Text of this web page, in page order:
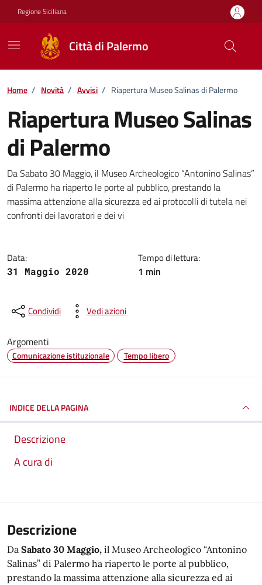
Vai ai contenuti
Vai al footer
Regione Siciliana
Città di Palermo
Home / Novità / Avvisi / Riapertura Museo Salinas di Palermo
Riapertura Museo Salinas
di Palermo
Dettagli della notizia
Da Sabato 30 Maggio, il Museo Archeologico “Antonino Salinas”
di Palermo ha riaperto le porte al pubblico, prestando la
massima attenzione alla sicurezza ed ai protocolli di tutela nei
confronti dei lavoratori e dei vi
Data:
31 Maggio 2020
Tempo di lettura:
1 min
Condividi Vedi azioni
Argomenti
Comunicazione istituzionale Tempo libero
INDICE DELLA PAGINA
Descrizione
A cura di
Descrizione
Da Sabato 30 Maggio, il Museo Archeologico “Antonino
Salinas” di Palermo ha riaperto le porte al pubblico,
prestando la massima attenzione alla sicurezza ed ai